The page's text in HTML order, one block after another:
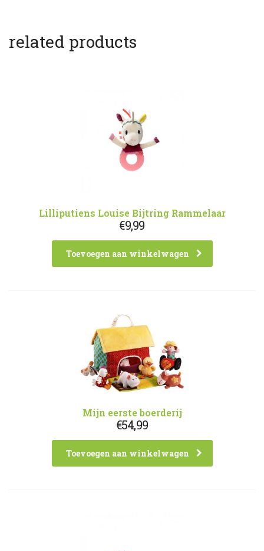
related products
Lilliputiens Louise Bijtring Rammelaar
€9,99
Toevoegen aan winkelwagen
Mijn eerste boerderij
€54,99
Toevoegen aan winkelwagen